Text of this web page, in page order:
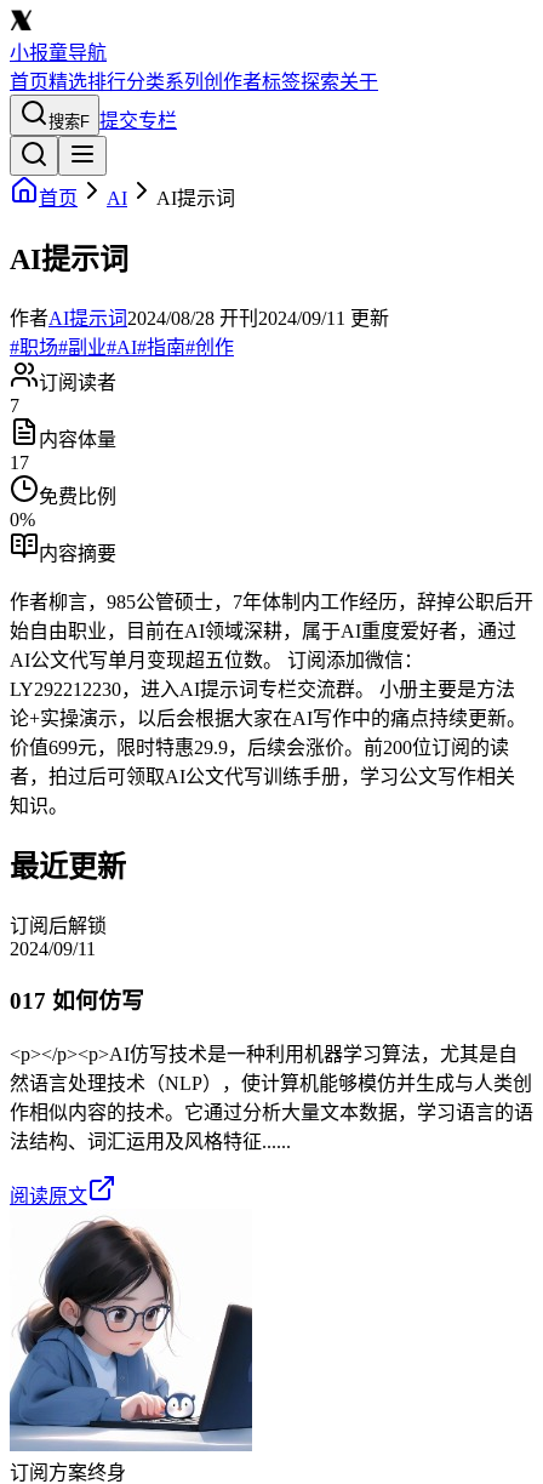
小报童导航
首页精选排行分类系列 创作者标签探索关于
搜索F 提交专栏
首页 AI AI提示词
AI提示词
作者AI提示词 2024/08/28 开刊 2024/09/11 更新
#职场#副业#AI#指南#创作
订阅读者
7
内容体量
17
免费比例
0%
内容摘要
作者柳言，985公管硕士，7年体制内工作经历，辞掉公职后开
始自由职业，目前在AI领域深耕，属于AI重度爱好者，通过
AI公文代写单月变现超五位数。 订阅添加微信：
LY292212230，进入AI提示词专栏交流群。 小册主要是方法
论+实操演示，以后会根据大家在AI写作中的痛点持续更新。
价值699元，限时特惠29.9，后续会涨价。前200位订阅的读
者，拍过后可领取AI公文代写训练手册，学习公文写作相关
知识。
最近更新
订阅后解锁
2024/09/11
017 如何仿写
<p></p><p>AI仿写技术是一种利用机器学习算法，尤其是自
然语言处理技术（NLP），使计算机能够模仿并生成与人类创
作相似内容的技术。它通过分析大量文本数据，学习语言的语
法结构、词汇运用及风格特征......
阅读原文
订阅方案终身